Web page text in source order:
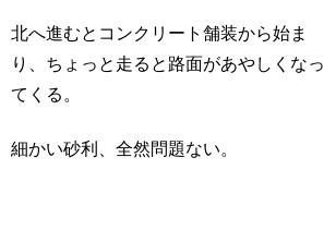
北へ進むとコンクリート舗装から始ま
り、ちょっと走ると路面があやしくなっ
てくる。
細かい砂利、全然問題ない。